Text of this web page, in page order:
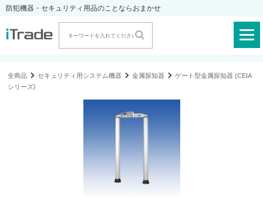
防犯機器・セキュリティ用品のことならおまかせ
全商品 セキュリティ用システム機器 金属探知器
ゲート型金属探知器 (CEIA
シリーズ)